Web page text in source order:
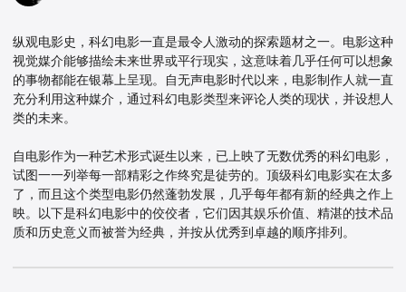
纵观电影史，科幻电影一直是最令人激动的探索题材之一。电影这种
视觉媒介能够描绘未来世界或平行现实，这意味着几乎任何可以想象
的事物都能在银幕上呈现。自无声电影时代以来，电影制作人就一直
充分利用这种媒介，通过科幻电影类型来评论人类的现状，并设想人
类的未来。
自电影作为一种艺术形式诞生以来，已上映了无数优秀的科幻电影，
试图一一列举每一部精彩之作终究是徒劳的。顶级科幻电影实在太多
了，而且这个类型电影仍然蓬勃发展，几乎每年都有新的经典之作上
映。以下是科幻电影中的佼佼者，它们因其娱乐价值、精湛的技术品
质和历史意义而被誉为经典，并按从优秀到卓越的顺序排列。